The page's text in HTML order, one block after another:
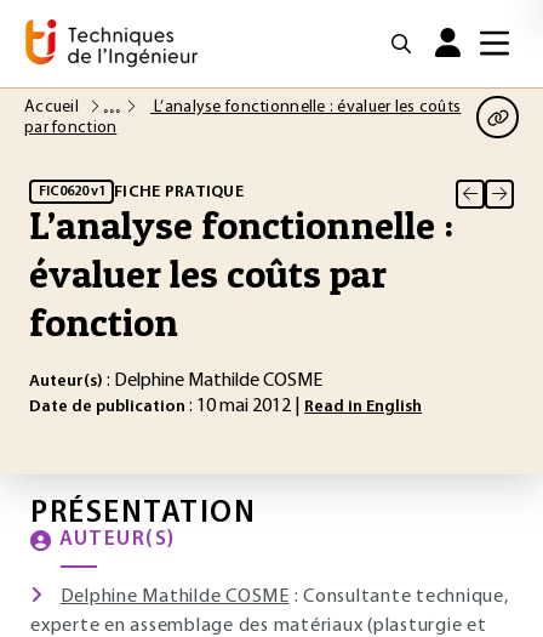
Accueil
L’analyse fonctionnelle : évaluer les coûts
par fonction
FIC0620 v1 FICHE PRATIQUE
L’analyse fonctionnelle :
évaluer les coûts par
fonction
Auteur(s) : Delphine Mathilde COSME
Date de publication : 10 mai 2012 | Read in English
PRÉSENTATION
AUTEUR(S)
Delphine Mathilde COSME : Consultante technique,
experte en assemblage des matériaux (plasturgie et